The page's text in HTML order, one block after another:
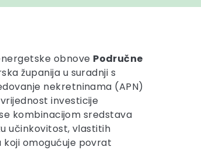
obnove Područne
županija u suradnji s
nekretninama (APN)
investicije
kombinacijom sredstava
učinkovitost, vlastitih
koji omogućuje povrat